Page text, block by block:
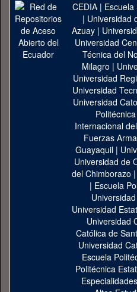
CEDIA|
| Universidad
Azuay|
Universidad
Técnica del
Milagro |
Universidad
Universidad
Universidad
Internacional
Fuerzas
Guayaquil|
Universidad de
del Chimborazo |
| Escuela
Universidad
Universidad
Católica de
Universidad
Escuela
Politécnica